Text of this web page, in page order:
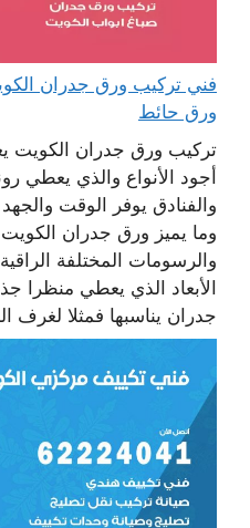
ورق حائط
تركيب ورق جدران الكويت
أجود الأنواع والذي يعطي
والفنادق يوفر الوقت
وما يميز ورق جدران الكويت
والرسومات المختلفة
الأبعاد الذي يعطي منظرا
جدران يناسبها فمثلا لغرف